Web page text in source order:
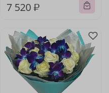
7 520 ₽